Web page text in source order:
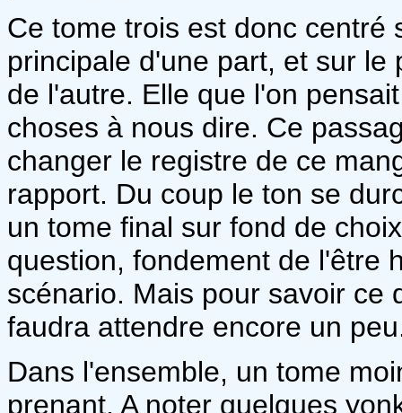
Ce tome trois est donc centré
principale d'une part, et sur
de l'autre. Elle que l'on
choses à nous dire. Ce
changer le registre de ce
rapport. Du coup le ton se
un tome final sur fond de
question, fondement de l'être
scénario. Mais pour savoir ce
faudra attendre encore un
Dans l'ensemble, un tome
prenant. A noter quelques